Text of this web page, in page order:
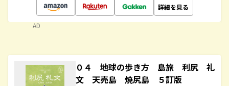
詳細を見る
AD
０４ 地球の歩き方 島旅 利尻 礼
文 天売島 焼尻島 ５訂版